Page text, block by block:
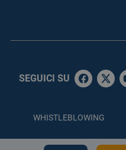
SEGUICI SU
WHISTLEBLOWING